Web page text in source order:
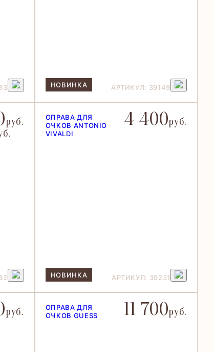
НОВИНКА АРТИКУЛ: 39149
руб.
ОПРАВА ДЛЯ
ОЧКОВ ANTONIO
VIVALDI
4 400руб.
НОВИНКА АРТИКУЛ: 39231
руб.
ОПРАВА ДЛЯ
ОЧКОВ GUESS
11 700руб.